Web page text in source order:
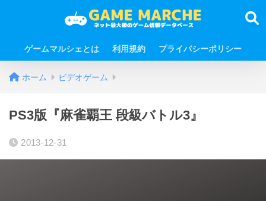
ゲームマルシェとは 利用規約 プライバシーポリシー
ホーム ビデオゲーム
PS3版『麻雀覇王 段級バトル3』
2013-12-31